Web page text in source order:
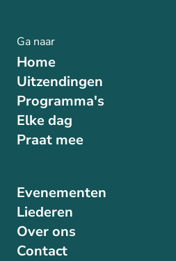
Ga naar
Home
Uitzendingen
Programma's
Elke dag
Praat mee
Evenementen
Liederen
Over ons
Contact